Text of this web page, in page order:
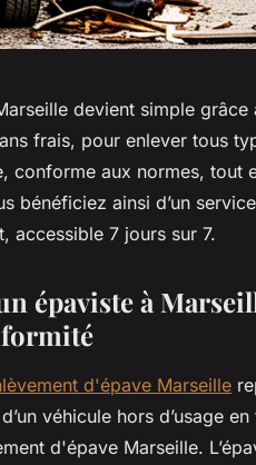
devient simple
frais, pour enlever tous
conforme aux normes, tout
bénéficiez ainsi d’un
accessible 7 jours sur 7.
épaviste à
d'épave Marseille
véhicule hors d’usage
d'épave Marseille.